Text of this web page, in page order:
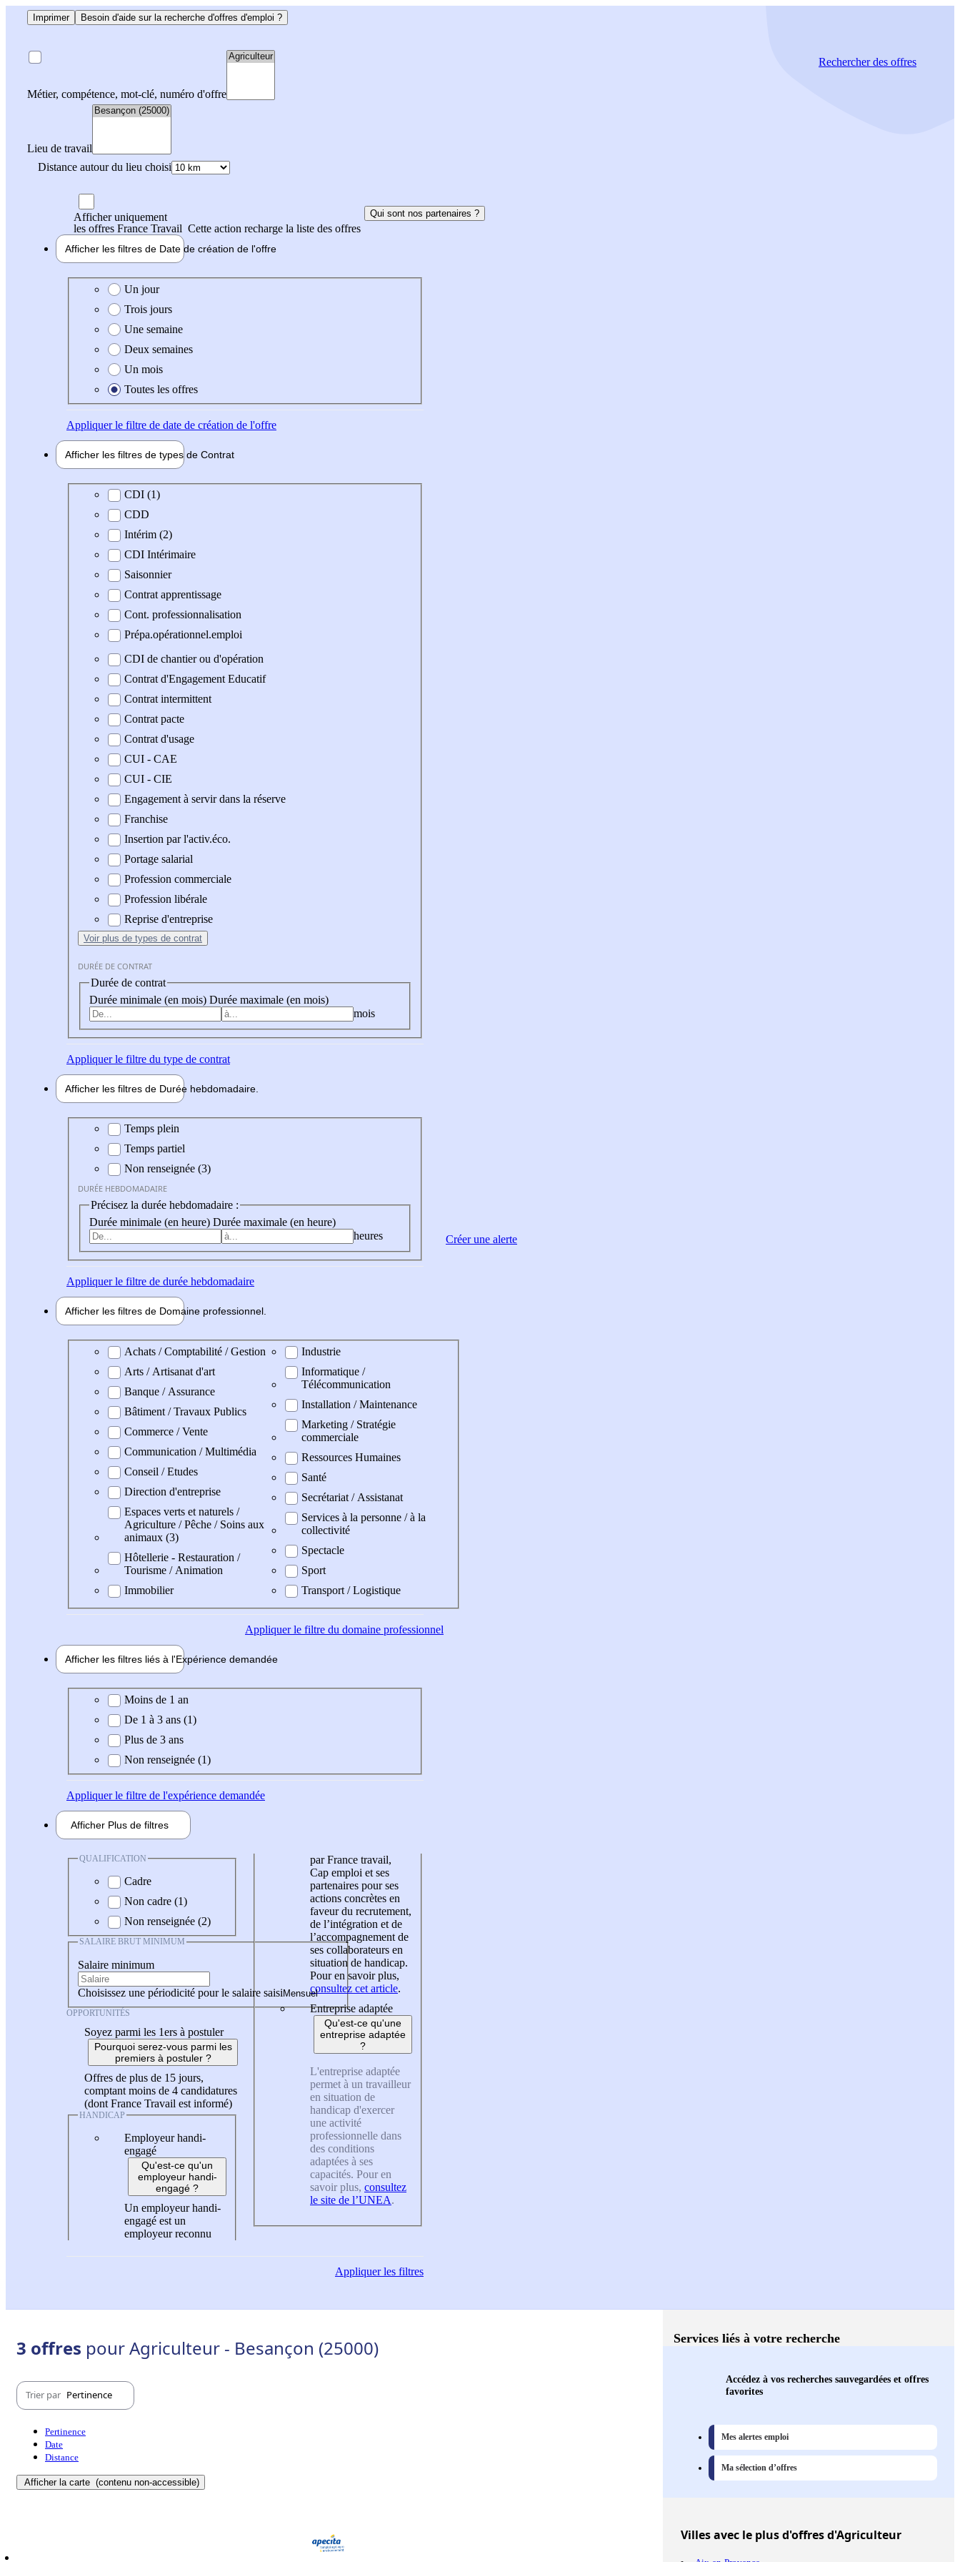
Imprimer Besoin d'aide sur la recherche d'offres d'emploi ?
Métier, compétence, mot-clé, numéro d'offre
Lieu de travail
Distance autour du lieu choisi
Rechercherdes offres
Afficher uniquement
les offres France Travail Cette action recharge la liste des offres
Qui sont nos partenaires ?
Afficher les filtres de Date de création de l'offre
Date de création de l'offre
Un jour
Trois jours
Une semaine
Deux semaines
Un mois
Toutes les offres
Appliquerle filtre de date de création de l'offre
Afficher les filtres de types de Contrat
Type de contrat
CDI (1)
CDD
Intérim (2)
CDI Intérimaire
Saisonnier
Contrat apprentissage
Cont. professionnalisation
Prépa.opérationnel.emploi
CDI de chantier ou d'opération
Contrat d'Engagement Educatif
Contrat intermittent
Contrat pacte
Contrat d'usage
CUI - CAE
CUI - CIE
Engagement à servir dans la réserve
Franchise
Insertion par l'activ.éco.
Portage salarial
Profession commerciale
Profession libérale
Reprise d'entreprise
Voir plus de types de contrat
DURÉE DE CONTRAT
Durée de contrat
Durée minimale (en mois) Durée maximale (en mois)
mois
Appliquerle filtre du type de contrat
Afficher les filtres de Durée hebdomadaire
Durée hebdomadaire
Temps plein
Temps partiel
Non renseignée (3)
DURÉE HEBDOMADAIRE
Précisez la durée hebdomadaire :
Durée minimale (en heure) Durée maximale (en heure)
heures
Appliquerle filtre de durée hebdomadaire
Afficher les filtres de Domaine professionnel
Domaine professionel
Achats / Comptabilité / Gestion
Arts / Artisanat d'art
Banque / Assurance
Bâtiment / Travaux Publics
Commerce / Vente
Communication / Multimédia
Conseil / Etudes
Direction d'entreprise
Espaces verts et naturels /
Agriculture / Pêche / Soins aux
animaux (3)
Hôtellerie - Restauration /
Tourisme / Animation
Immobilier
Industrie
Informatique /
Télécommunication
Installation / Maintenance
Marketing / Stratégie
commerciale
Ressources Humaines
Santé
Secrétariat / Assistanat
Services à la personne / à la
collectivité
Spectacle
Sport
Transport / Logistique
Appliquerle filtre du domaine professionnel
Afficher les filtres liés à l'Expérience demandée
Expérience demandée
Moins de 1 an
De 1 à 3 ans (1)
Plus de 3 ans
Non renseignée (1)
Appliquerle filtre de l'expérience demandée
Afficher Plus de filtres
QUALIFICATION
Cadre
Non cadre (1)
Non renseignée (2)
SALAIRE BRUT MINIMUM
Salaire minimum
Choisissez une périodicité pour le salaire saisi
OPPORTUNITÉS
Soyez parmi les 1ers à postuler
Pourquoi serez-vous parmi les
premiers à postuler ?
Offres de plus de 15 jours,
comptant moins de 4 candidatures
(dont France Travail est informé)
HANDICAP
Employeur handi-
engagé
Qu'est-ce qu'un
employeur handi-
engagé ?
Un employeur handi-
engagé est un
employeur reconnu
par France travail,
Cap emploi et ses
partenaires pour ses
actions concrètes en
faveur du recrutement,
de l’intégration et de
l’accompagnement de
ses collaborateurs en
situation de handicap.
Pour en savoir plus,
consultez cet article.
Entreprise adaptée
Qu'est-ce qu'une
entreprise adaptée
?
L'entreprise adaptée
permet à un travailleur
en situation de
handicap d'exercer
une activité
professionnelle dans
des conditions
adaptées à ses
capacités. Pour en
savoir plus, consultez
le site de l’UNEA.
Appliquerles filtres
Créer une alerte
3 offres pour Agriculteur - Besançon (25000)
Trier par Pertinence
Pertinence
Date
Distance
Afficher la carte (contenu non-accessible)
Services liés à votre recherche
Accédez à vos recherches sauvegardées et offres
favorites
Mes alertes emploi
Ma sélection d’offres
Villesavec le plus d'offres d'Agriculteur